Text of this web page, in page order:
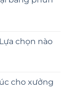
chọn nào
cho xưởng